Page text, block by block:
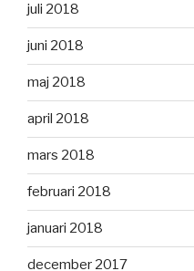
juli 2018
juni 2018
maj 2018
april 2018
mars 2018
februari 2018
januari 2018
december 2017